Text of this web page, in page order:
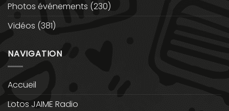
Photos événements (230)
Vidéos (381)
NAVIGATION
Accueil
Lotos JAIME Radio